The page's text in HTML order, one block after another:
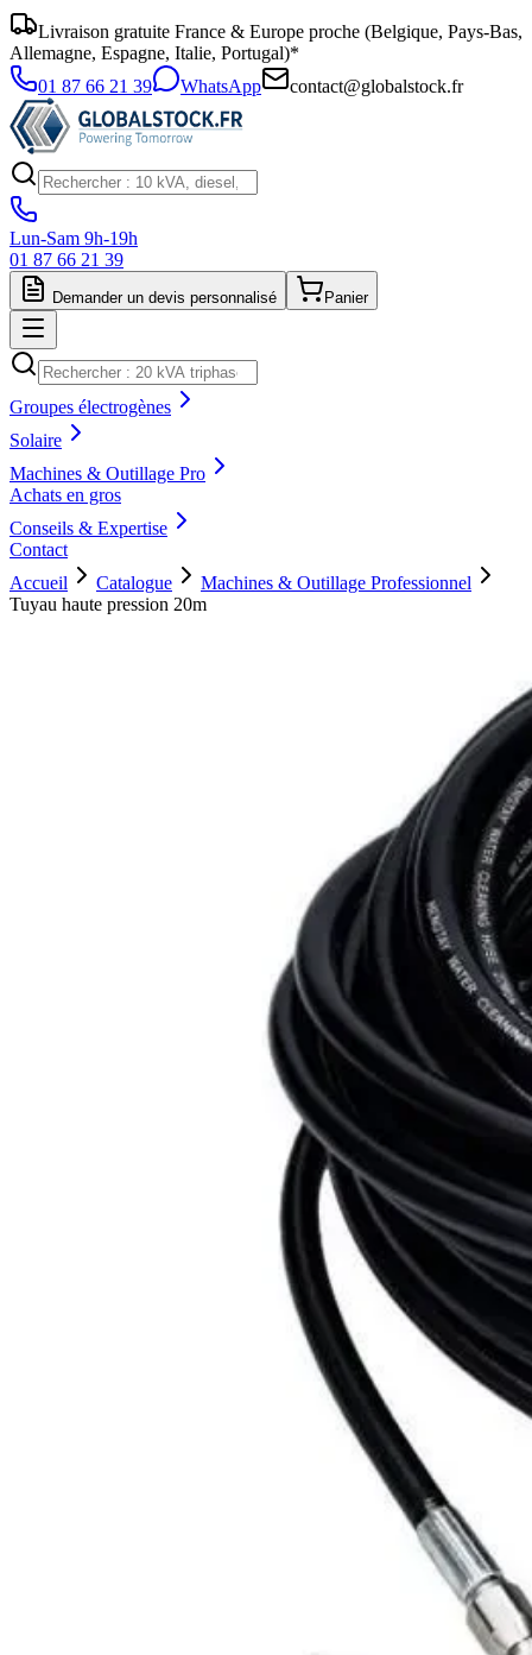
Livraison gratuite France & Europe proche (Belgique, Pays-Bas,
Allemagne, Espagne, Italie, Portugal)*
01 87 66 21 39
WhatsApp contact@globalstock.fr
Lun-Sam 9h-19h
01 87 66 21 39
Demander un devis personnalisé Panier
Groupes électrogènes
Solaire
Machines & Outillage Pro
Achats en gros
Conseils & Expertise
Contact
Accueil
Catalogue
Machines & Outillage Professionnel
Tuyau haute pression 20m